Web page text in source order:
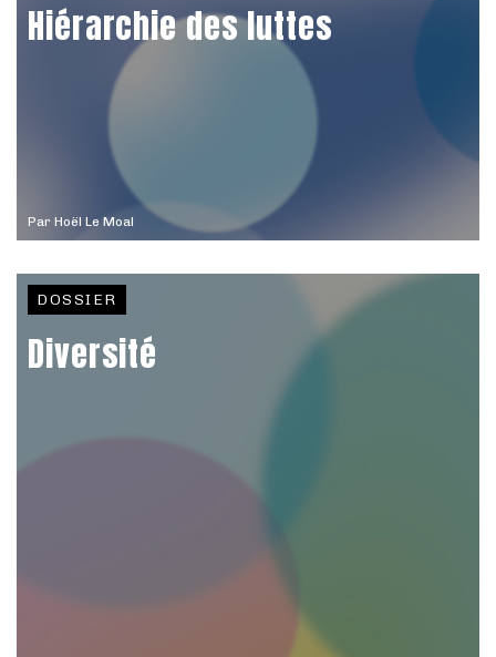
Par Hoël Le Moal
Hiérarchie des luttes
DOSSIER
Diversité